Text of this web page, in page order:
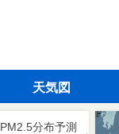
天気図
PM2.5分布予測